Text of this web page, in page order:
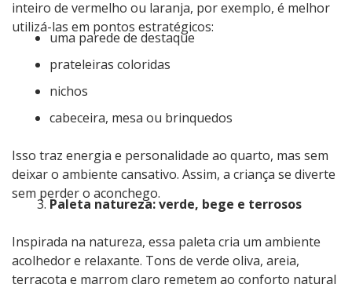
inteiro de vermelho ou laranja, por exemplo, é melhor
utilizá-las em pontos estratégicos:
uma parede de destaque
prateleiras coloridas
nichos
cabeceira, mesa ou brinquedos
Isso traz energia e personalidade ao quarto, mas sem
deixar o ambiente cansativo. Assim, a criança se diverte
sem perder o aconchego.
Paleta natureza: verde, bege e terrosos
Inspirada na natureza, essa paleta cria um ambiente
acolhedor e relaxante. Tons de verde oliva, areia,
terracota e marrom claro remetem ao conforto natural